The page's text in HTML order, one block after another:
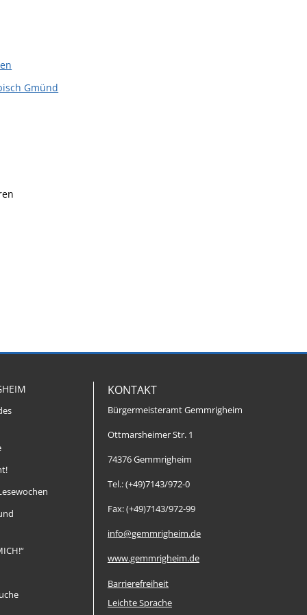
Gmünd
KONTAKT
Bürgermeisteramt Gemmrigheim
Ottmarsheimer Str. 1
74376 Gemmrigheim
Tel.: (+49)7143/972-0
Fax: (+49)7143/972-99
info@gemmrigheim.de
www.gemmrigheim.de
Barrierefreiheit
Leichte Sprache